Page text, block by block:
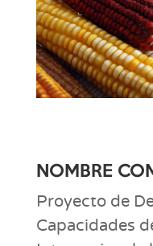
NOMBRE
Proyecto de
Capacidades